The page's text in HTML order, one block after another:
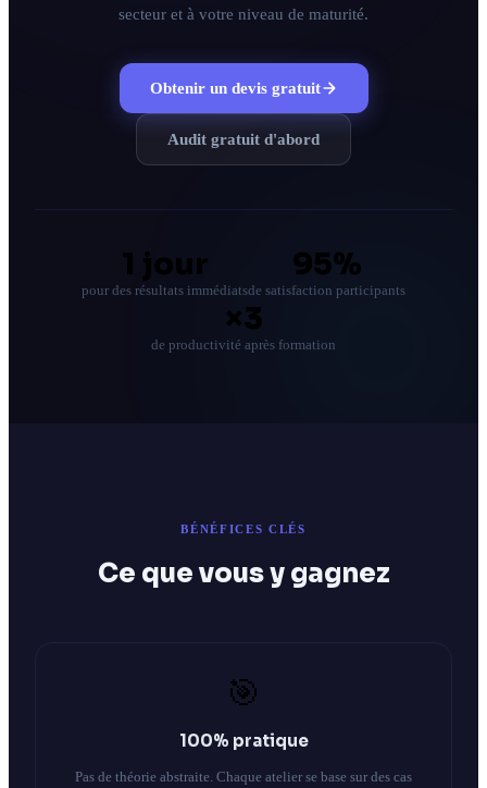
secteur et à votre niveau de maturité.
Obtenir un devis gratuit
Audit gratuit d'abord
1 jour
pour des résultats immédiats
95%
de satisfaction participants
×3
de productivité après formation
BÉNÉFICES CLÉS
Ce que vous y gagnez
🎯
100% pratique
Pas de théorie abstraite. Chaque atelier se base sur des cas